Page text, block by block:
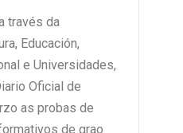
través da
Educación,
e Universidades,
Oficial de
as probas de
de grao